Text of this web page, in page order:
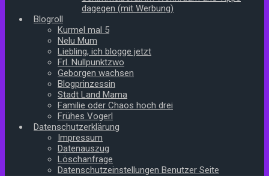
dagegen (mit Werbung)
Blogroll
Kurmel mal 5
Nelu Mum
Liebling, ich blogge jetzt
Frl. Nullpunktzwo
Geborgen wachsen
Blogprinzessin
Stadt Land Mama
Familie oder Chaos hoch drei
Frühes Vogerl
Datenschutzerklärung
Impressum
Datenauszug
Löschanfrage
Datenschutzeinstellungen Benutzer Seite